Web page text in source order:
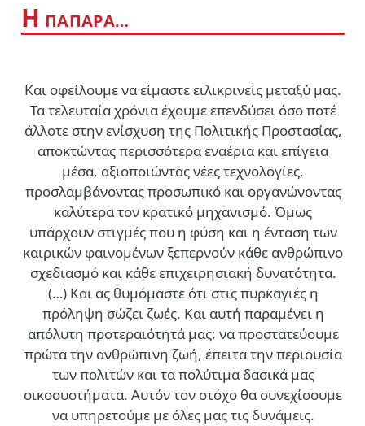
Η ΠΑΠΑΡΑ…
Και οφείλουμε να είμαστε ειλικρινείς μεταξύ μας.
Τα τελευταία χρόνια έχουμε επενδύσει όσο ποτέ
άλλοτε στην ενίσχυση της Πολιτικής Προστασίας,
αποκτώντας περισσότερα εναέρια και επίγεια
μέσα, αξιοποιώντας νέες τεχνολογίες,
προσλαμβάνοντας προσωπικό και οργανώνοντας
καλύτερα τον κρατικό μηχανισμό. Όμως
υπάρχουν στιγμές που η φύση και η ένταση των
καιρικών φαινομένων ξεπερνούν κάθε ανθρώπινο
σχεδιασμό και κάθε επιχειρησιακή δυνατότητα.
(…) Και ας θυμόμαστε ότι στις πυρκαγιές η
πρόληψη σώζει ζωές. Και αυτή παραμένει η
απόλυτη προτεραιότητά μας: να προστατεύουμε
πρώτα την ανθρώπινη ζωή, έπειτα την περιουσία
των πολιτών και τα πολύτιμα δασικά μας
οικοσυστήματα. Αυτόν τον στόχο θα συνεχίσουμε
να υπηρετούμε με όλες μας τις δυνάμεις.